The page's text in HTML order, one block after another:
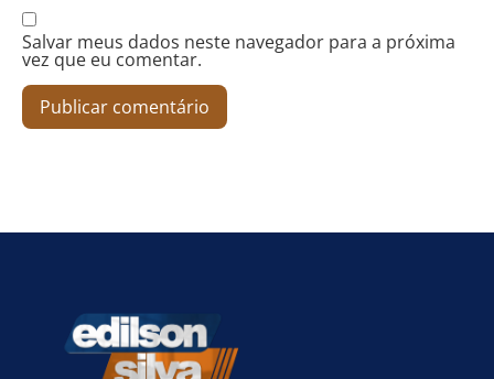
Salvar meus dados neste navegador para a próxima
vez que eu comentar.